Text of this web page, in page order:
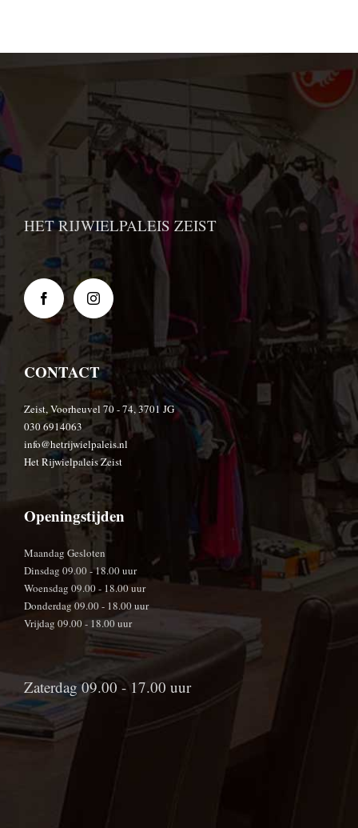
HET RIJWIELPALEIS ZEIST
CONTACT
Zeist, Voorheuvel 70 - 74, 3701 JG
030 6914063
info@hetrijwielpaleis.nl
Het Rijwielpaleis Zeist
Openingstijden
Maandag Gesloten
Dinsdag 09.00 - 18.00 uur
Woensdag 09.00 - 18.00 uur
Donderdag 09.00 - 18.00 uur
Vrijdag 09.00 - 18.00 uur
Zaterdag 09.00 - 17.00 uur